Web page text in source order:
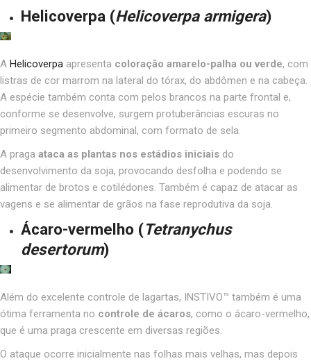
Helicoverpa (Helicoverpa armigera)
A Helicoverpa apresenta coloração amarelo-palha ou verde, com
listras de cor marrom na lateral do tórax, do abdômen e na cabeça.
A espécie também conta com pelos brancos na parte frontal e,
conforme se desenvolve, surgem protuberâncias escuras no
primeiro segmento abdominal, com formato de sela.
A praga ataca as plantas nos estádios iniciais do
desenvolvimento da soja, provocando desfolha e podendo se
alimentar de brotos e cotilédones. Também é capaz de atacar as
vagens e se alimentar de grãos na fase reprodutiva da soja.
Ácaro-vermelho (Tetranychus
desertorum)
Além do excelente controle de lagartas, INSTIVO™ também é uma
ótima ferramenta no controle de ácaros, como o ácaro-vermelho,
que é uma praga crescente em diversas regiões.
O ataque ocorre inicialmente nas folhas mais velhas, mas depois